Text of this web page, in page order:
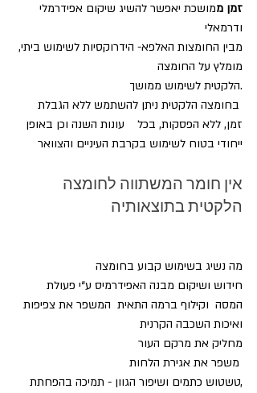
זמן ממושכת יאפשר להשיג שיקום אפידרמלי
ודרמאלי
מבין החומצות האלפא- הידרוקסיות לשימוש ביתי,
מומלץ על החומצה
.הלקטית לשימוש ממושך
בחומצה הלקטית ניתן להשתמש ללא הגבלת
זמן, ללא הפסקות, בכל    עונות השנה וכן באופן
ייחודי בטוח לשימוש בקרבת העיניים והצוואר
אין חומר המשתווה לחומצה
הלקטית בתוצאותיה
מה נשיג בשימוש קבוע בחומצה
חידוש ושיקום מבנה האפידרמיס ע“י פעולת
המסה  וקילוף ברמה התאית  המשפר את צפיפות
ואיכות השכבה הקרנית
מחליק את מרקם העור
,טשטוש כתמים ושיפור הגוון - תמיכה בהפחתת